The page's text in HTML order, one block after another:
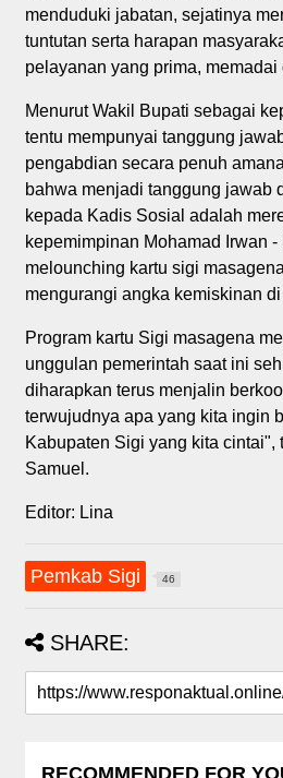
menduduki jabatan, sejatinya
tuntutan serta harapan
pelayanan yang prima,
Menurut Wakil Bupati sebagai
tentu mempunyai tanggung
pengabdian secara penuh
bahwa menjadi tanggung jawab
kepada Kadis Sosial adalah
kepemimpinan Mohamad Irwan
melounching kartu sigi
mengurangi angka kemiskinan
Program kartu Sigi masagena
unggulan pemerintah saat ini
diharapkan terus menjalin
terwujudnya apa yang kita ingin
Kabupaten Sigi yang kita cintai",
Samuel.
Editor: Lina
Pemkab Sigi 46
SHARE: